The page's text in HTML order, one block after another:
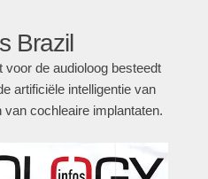
Brazil
de audioloog besteedt
artificiële intelligentie van
cochleaire implantaten.